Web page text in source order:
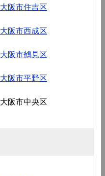
大阪市住吉区
大阪市西成区
大阪市鶴見区
大阪市平野区
大阪市中央区